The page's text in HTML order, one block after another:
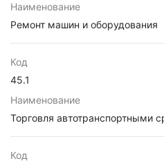
Наименование
Ремонт машин и оборудования
Код
45.1
Наименование
Торговля автотранспортными
Код